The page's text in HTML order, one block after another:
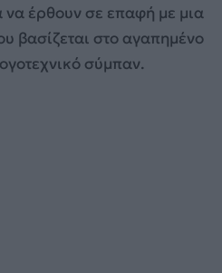
να έρθουν σε επαφή με μια
βασίζεται στο αγαπημένο
σύμπαν.